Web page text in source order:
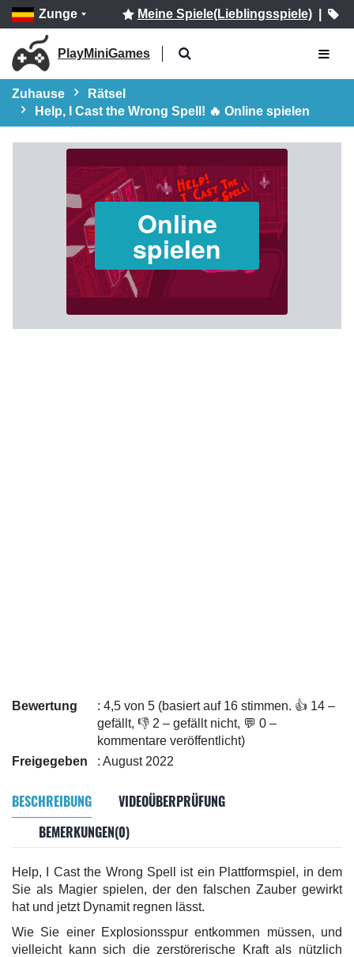
Zunge Meine Spiele(Lieblingsspiele)|
PlayMiniGames
Zuhause
Rätsel
Help, I Cast the Wrong Spell! 🔥 Online spielen
Online
spielen
Bewertung
: 4,5 von 5 (basiert auf 16 stimmen. 👍 14 –
gefällt, 👎 2 – gefällt nicht, 💬 0 –
kommentare veröffentlicht)
Freigegeben
: August 2022
BESCHREIBUNG
VIDEOÜBERPRÜFUNG
BEMERKUNGEN(0)
Help, I Cast the Wrong Spell ist ein Plattformspiel, in dem
Sie als Magier spielen, der den falschen Zauber gewirkt
hat und jetzt Dynamit regnen lässt.
Wie Sie einer Explosionsspur entkommen müssen, und
vielleicht kann sich die zerstörerische Kraft als nützlich